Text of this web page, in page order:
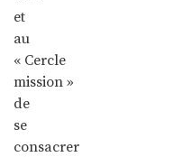
et
au
« Cercle
mission »
de
se
consacrer